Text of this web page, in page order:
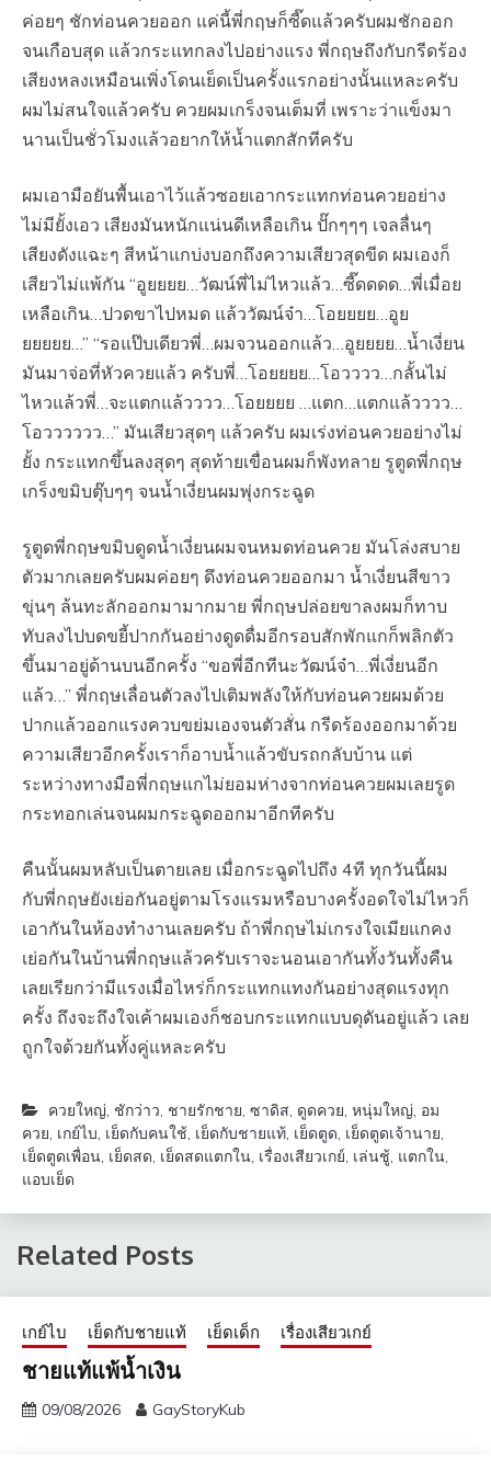
ค่อยๆ ชักท่อนควยออก แค่นี้พี่กฤษก็ซี๊ดแล้วครับผมชักออก
จนเกือบสุด แล้วกระแทกลงไปอย่างแรง พี่กฤษถึงกับกรีดร้อง
เสียงหลงเหมือนเพิ่งโดนเย็ดเป็นครั้งแรกอย่างนั้นแหละครับ
ผมไม่สนใจแล้วครับ ควยผมเกร็งจนเต็มที่ เพราะว่าแข็งมา
นานเป็นชั่วโมงแล้วอยากให้น้ำแตกสักทีครับ
ผมเอามือยันพื้นเอาไว้แล้วซอยเอากระแทกท่อนควยอย่าง
ไม่มียั้งเอว เสียงมันหนักแน่นดีเหลือเกิน ปั๊กๆๆๆ เจลลื่นๆ
เสียงดังแฉะๆ สีหน้าแกบ่งบอกถึงความเสียวสุดขีด ผมเองก็
เสียวไม่แพ้กัน “อูยยยย…วัฒน์พี่ไม่ไหวแล้ว…ซี๊ดดดด…พี่เมื่อย
เหลือเกิน…ปวดขาไปหมด แล้ววัฒน์จ๋า…โอยยยย…อูย
ยยยยย…” “รอแป๊บเดียวพี่…ผมจวนออกแล้ว…อูยยยย…น้ำเงี่ยน
มันมาจ่อที่หัวควยแล้ว ครับพี่…โอยยยย…โอวววว…กลั้นไม่
ไหวแล้วพี่…จะแตกแล้วววว…โอยยยย …แตก…แตกแล้วววว…
โอวววววว…” มันเสียวสุดๆ แล้วครับ ผมเร่งท่อนควยอย่างไม่
ยั้ง กระแทกขึ้นลงสุดๆ สุดท้ายเขื่อนผมก็พังทลาย รูตูดพี่กฤษ
เกร็งขมิบตุ๊บๆๆ จนน้ำเงี่ยนผมพุ่งกระฉูด
รูตูดพี่กฤษขมิบดูดน้ำเงี่ยนผมจนหมดท่อนควย มันโล่งสบาย
ตัวมากเลยครับผมค่อยๆ ดึงท่อนควยออกมา น้ำเงี่ยนสีขาว
ขุ่นๆ ล้นทะลักออกมามากมาย พี่กฤษปล่อยขาลงผมก็ทาบ
ทับลงไปบดขยี้ปากกันอย่างดูดดื่มอีกรอบสักพักแกก็พลิกตัว
ขึ้นมาอยู่ด้านบนอีกครั้ง “ขอพี่อีกทีนะวัฒน์จ๋า…พี่เงี่ยนอีก
แล้ว…” พี่กฤษเลื่อนตัวลงไปเติมพลังให้กับท่อนควยผมด้วย
ปากแล้วออกแรงควบขย่มเองจนตัวสั่น กรีดร้องออกมาด้วย
ความเสียวอีกครั้งเราก็อาบน้ำแล้วขับรถกลับบ้าน แต่
ระหว่างทางมือพี่กฤษแกไม่ยอมห่างจากท่อนควยผมเลยรูด
กระทอกเล่นจนผมกระฉูดออกมาอีกทีครับ
คืนนั้นผมหลับเป็นตายเลย เมื่อกระฉูดไปถึง 4ที ทุกวันนี้ผม
กับพี่กฤษยังเย่อกันอยู่ตามโรงแรมหรือบางครั้งอดใจไม่ไหวก็
เอากันในห้องทำงานเลยครับ ถ้าพี่กฤษไม่เกรงใจเมียแกคง
เย่อกันในบ้านพี่กฤษแล้วครับเราจะนอนเอากันทั้งวันทั้งคืน
เลยเรียกว่ามีแรงเมื่อไหร่ก็กระแทกแทงกันอย่างสุดแรงทุก
ครั้ง ถึงจะถึงใจเค้าผมเองก็ชอบกระแทกแบบดุดันอยู่แล้ว เลย
ถูกใจด้วยกันทั้งคู่แหละครับ
ควยใหญ่, ชักว่าว, ชายรักชาย, ซาดิส, ดูดควย, หนุ่มใหญ่, อม
ควย, เกย์ไบ, เย็ดกับคนใช้, เย็ดกับชายแท้, เย็ดตูด, เย็ดตูดเจ้านาย,
เย็ดตูดเพื่อน, เย็ดสด, เย็ดสดแตกใน, เรื่องเสียวเกย์, เล่นชู้, แตกใน,
แอบเย็ด
Related Posts
เกย์ไบ เย็ดกับชายแท้ เย็ดเด็ก เรื่องเสียวเกย์
ชายแท้แพ้น้ำเงิน
09/08/2026 GayStoryKub